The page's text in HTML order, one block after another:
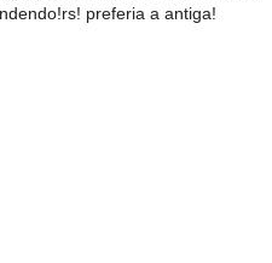
preferia a antiga!